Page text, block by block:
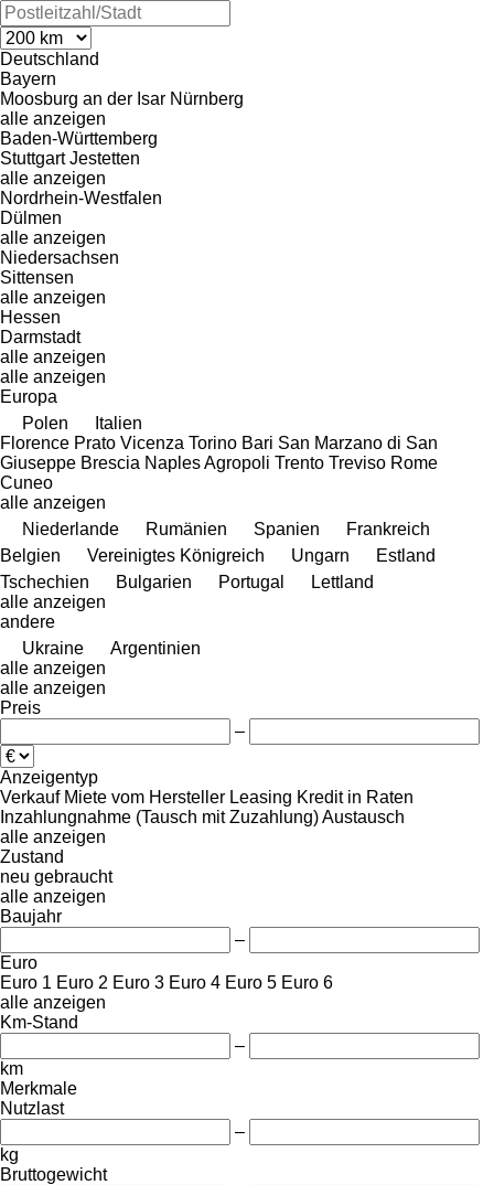
Deutschland
Bayern
Moosburg an der Isar Nürnberg
alle anzeigen
Baden-Württemberg
Stuttgart Jestetten
alle anzeigen
Nordrhein-Westfalen
Dülmen
alle anzeigen
Niedersachsen
Sittensen
alle anzeigen
Hessen
Darmstadt
alle anzeigen
alle anzeigen
Europa
Polen
Italien
Florence Prato Vicenza Torino Bari San Marzano di San
Giuseppe Brescia NaplesAgropoli Trento Treviso Rome
Cuneo
alle anzeigen
Niederlande
Rumänien Spanien
Frankreich
Belgien
Vereinigtes Königreich Ungarn
Estland
Tschechien
Bulgarien Portugal
Lettland
alle anzeigen
andere
Ukraine
Argentinien
alle anzeigen
alle anzeigen
Preis
–
Anzeigentyp
Verkauf Miete vom Hersteller Leasing Kredit in Raten
Inzahlungnahme (Tausch mit Zuzahlung)Austausch
alle anzeigen
Zustand
neu gebraucht
alle anzeigen
Baujahr
–
Euro
Euro 1 Euro 2 Euro 3 Euro 4 Euro 5 Euro 6
alle anzeigen
Km-Stand
–
km
Merkmale
Nutzlast
–
kg
Bruttogewicht